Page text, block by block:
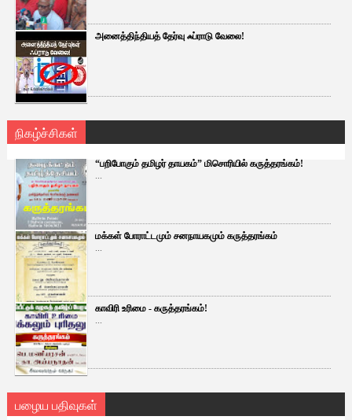
அனைத்திந்தியத் தேர்வு ஃப்ராடு வேலை!
நிகழ்ச்சிகள்
“பறிபோகும் தமிழர் தாயகம்” மிசொரியில் கருத்தரங்கம்!
...
மக்கள் போராட்டமும் சனநாயகமும் கருத்தரங்கம்
...
காவிரி உரிமை - கருத்தரங்கம்!
...
பழைய பதிவுகள்